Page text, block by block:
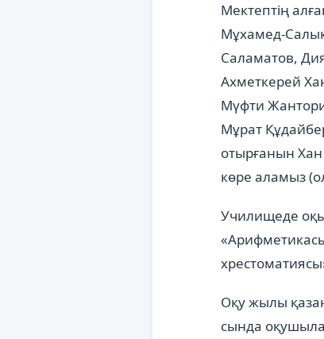
Мектептің
Мұхамед-
Саламатов,
Ахметкерей
Мүфти
Мұрат
отырғанын
көре аламыз
Училищеде
Оқу жылы
сында